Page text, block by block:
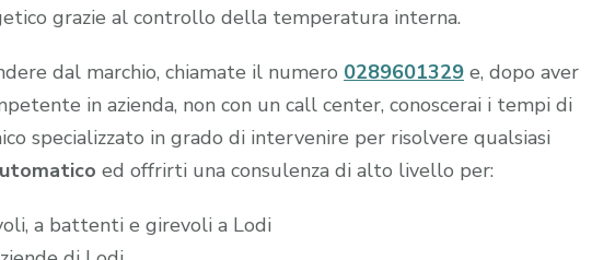
grazie al controllo della temperatura interna.
dal marchio, chiamate il numero 0289601329 e, dopo aver
in azienda, non con un call center, conoscerai i tempi di
specializzato in grado di intervenire per risolvere qualsiasi
ed offrirti una consulenza di alto livello per:
a battenti e girevoli a Lodi